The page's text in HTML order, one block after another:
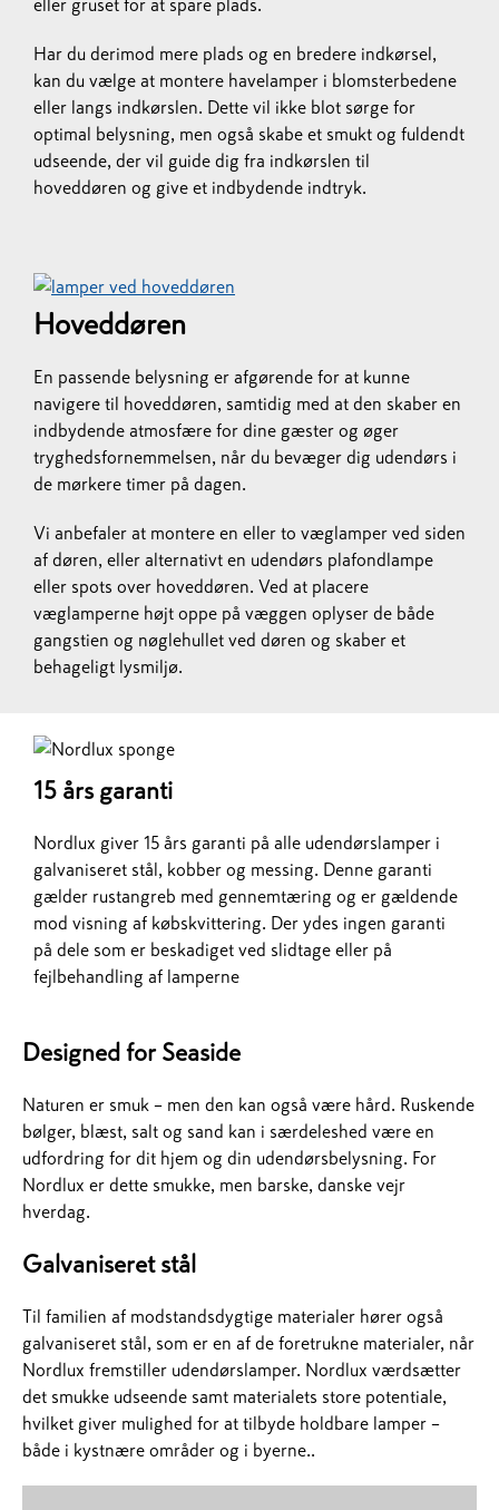
eller gruset for at spare plads.
Har du derimod mere plads og en bredere indkørsel,
kan du vælge at montere havelamper i blomsterbedene
eller langs indkørslen. Dette vil ikke blot sørge for
optimal belysning, men også skabe et smukt og fuldendt
udseende, der vil guide dig fra indkørslen til
hoveddøren og give et indbydende indtryk.
Hoveddøren
En passende belysning er afgørende for at kunne
navigere til hoveddøren, samtidig med at den skaber en
indbydende atmosfære for dine gæster og øger
tryghedsfornemmelsen, når du bevæger dig udendørs i
de mørkere timer på dagen.
Vi anbefaler at montere en eller to væglamper ved siden
af døren, eller alternativt en udendørs plafondlampe
eller spots over hoveddøren. Ved at placere
væglamperne højt oppe på væggen oplyser de både
gangstien og nøglehullet ved døren og skaber et
behageligt lysmiljø.
15 års garanti
Nordlux giver 15 års garanti på alle udendørslamper i
galvaniseret stål, kobber og messing. Denne garanti
gælder rustangreb med gennemtæring og er gældende
mod visning af købskvittering. Der ydes ingen garanti
på dele som er beskadiget ved slidtage eller på
fejlbehandling af lamperne
Designed for Seaside
Naturen er smuk – men den kan også være hård. Ruskende
bølger, blæst, salt og sand kan i særdeleshed være en
udfordring for dit hjem og din udendørsbelysning. For
Nordlux er dette smukke, men barske, danske vejr
hverdag.
Galvaniseret stål
Til familien af modstandsdygtige materialer hører også
galvaniseret stål, som er en af de foretrukne materialer, når
Nordlux fremstiller udendørslamper. Nordlux værdsætter
det smukke udseende samt materialets store potentiale,
hvilket giver mulighed for at tilbyde holdbare lamper –
både i kystnære områder og i byerne..